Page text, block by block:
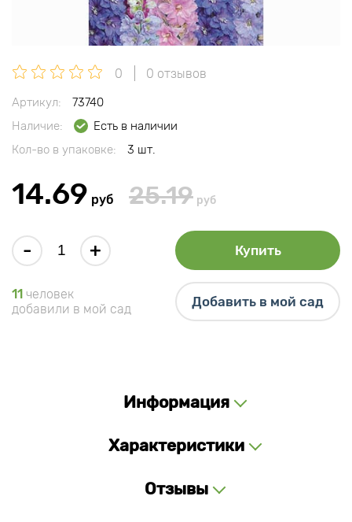
0 0 отзывов
Артикул:
73740
Наличие:
Есть в наличии
Кол-во в упаковке:
3 шт.
14.69 руб 25.19 руб
- + Купить
11 человек
добавили в мой сад
Добавить в мой сад
Информация
Характеристики
Отзывы